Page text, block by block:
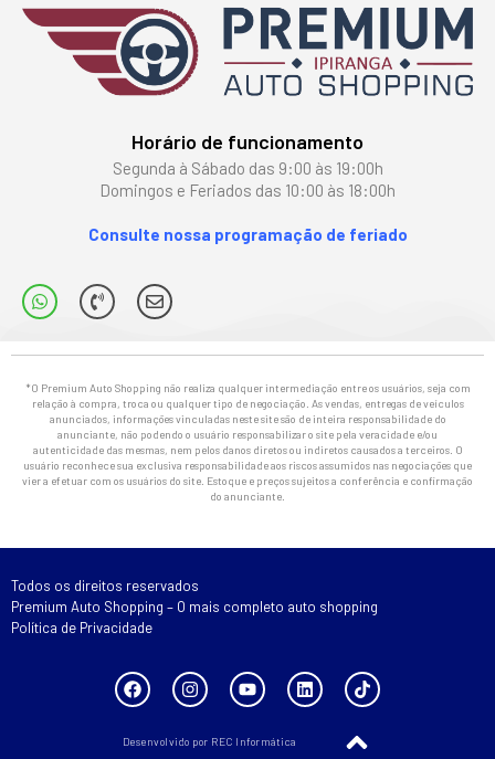
Horário de funcionamento
Segunda à Sábado das 9:00 às 19:00h
Domingos e Feriados das 10:00 às 18:00h
Consulte nossa programação de feriado
*O Premium Auto Shopping não realiza qualquer intermediação entre os usuários, seja com
relação à compra, troca ou qualquer tipo de negociação. As vendas, entregas de veículos
anunciados, informações vinculadas neste site são de inteira responsabilidade do
anunciante, não podendo o usuário responsabilizar o site pela veracidade e/ou
autenticidade das mesmas, nem pelos danos diretos ou indiretos causados a terceiros. O
usuário reconhece sua exclusiva responsabilidade aos riscos assumidos nas negociações que
vier a efetuar com os usuários do site. Estoque e preços sujeitos a conferência e confirmação
do anunciante.
Todos os direitos reservados
Premium Auto Shopping – O mais completo auto shopping
Política de Privacidade
Desenvolvido por REC Informática